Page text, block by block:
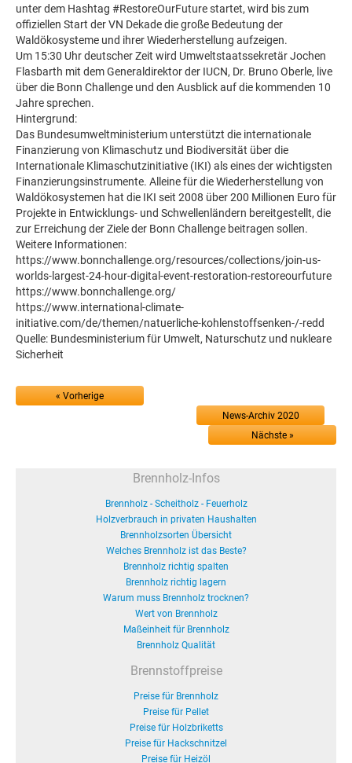
unter dem Hashtag #RestoreOurFuture startet, wird bis zum
offiziellen Start der VN Dekade die große Bedeutung der
Waldökosysteme und ihrer Wiederherstellung aufzeigen.
Um 15:30 Uhr deutscher Zeit wird Umweltstaatssekretär Jochen
Flasbarth mit dem Generaldirektor der IUCN, Dr. Bruno Oberle, live
über die Bonn Challenge und den Ausblick auf die kommenden 10
Jahre sprechen.
Hintergrund:
Das Bundesumweltministerium unterstützt die internationale
Finanzierung von Klimaschutz und Biodiversität über die
Internationale Klimaschutzinitiative (IKI) als eines der wichtigsten
Finanzierungsinstrumente. Alleine für die Wiederherstellung von
Waldökosystemen hat die IKI seit 2008 über 200 Millionen Euro für
Projekte in Entwicklungs- und Schwellenländern bereitgestellt, die
zur Erreichung der Ziele der Bonn Challenge beitragen sollen.
Weitere Informationen:
https://www.bonnchallenge.org/resources/collections/join-us-
worlds-largest-24-hour-digital-event-restoration-restoreourfuture
https://www.bonnchallenge.org/
https://www.international-climate-
initiative.com/de/themen/natuerliche-kohlenstoffsenken-/-redd
Quelle: Bundesministerium für Umwelt, Naturschutz und nukleare
Sicherheit
« Vorherige
News-Archiv 2020
Nächste »
Brennholz-Infos
Brennholz - Scheitholz - Feuerholz
Holzverbrauch in privaten Haushalten
Brennholzsorten Übersicht
Welches Brennholz ist das Beste?
Brennholz richtig spalten
Brennholz richtig lagern
Warum muss Brennholz trocknen?
Wert von Brennholz
Maßeinheit für Brennholz
Brennholz Qualität
Brennstoffpreise
Preise für Brennholz
Preise für Pellet
Preise für Holzbriketts
Preise für Hackschnitzel
Preise für Heizöl